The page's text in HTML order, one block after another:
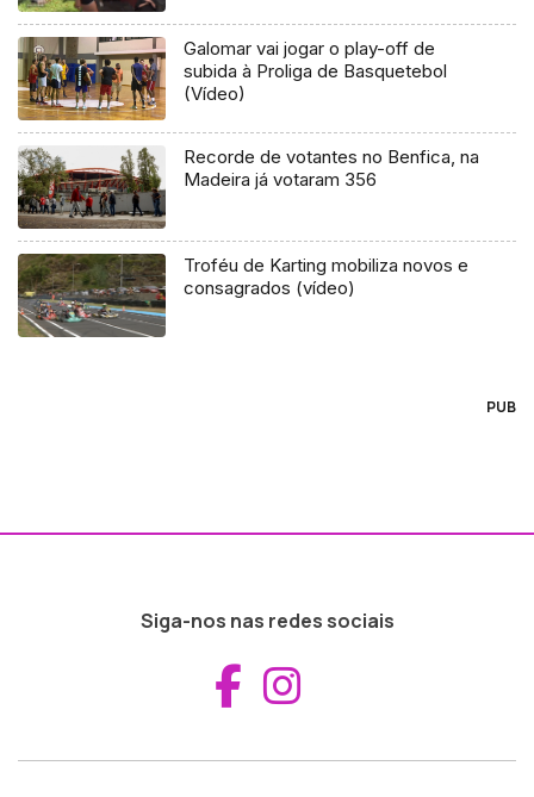
Galomar vai jogar o play-off de
subida à Proliga de Basquetebol
(Vídeo)
Recorde de votantes no Benfica, na
Madeira já votaram 356
Troféu de Karting mobiliza novos e
consagrados (vídeo)
PUB
Siga-nos nas redes sociais
Aceder ao